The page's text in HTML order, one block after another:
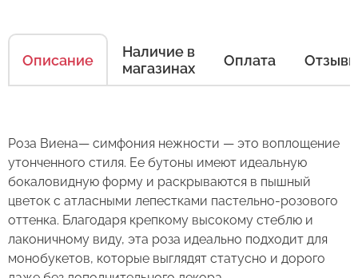
Описание
Наличие в
магазинах
Оплата Отзывы
Роза Виена— симфония нежности — это воплощение
утонченного стиля. Ее бутоны имеют идеальную
бокаловидную форму и раскрываются в пышный
цветок с атласными лепестками пастельно-розового
оттенка. Благодаря крепкому высокому стеблю и
лаконичному виду, эта роза идеально подходит для
монобукетов, которые выглядят статусно и дорого
Как ухаживать за цветами
Есть несколько простых правил, чтобы цветы
в Вашем букете или композиции сохраняли
свежесть как можно дольше.
Правила ухода за срезанными цветами:
1. Переносите букеты в транспортировочной
бумаге.